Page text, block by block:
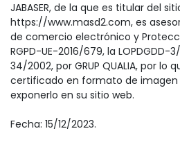
JABASER, de la que es titular del
https://www.masd2.com, es
de comercio electrónico y
RGPD-UE-2016/679, la LOPDGDD-
34/2002, por GRUP QUALIA, por lo
certificado en formato de imagen
exponerlo en su sitio web.
Fecha: 15/12/2023.